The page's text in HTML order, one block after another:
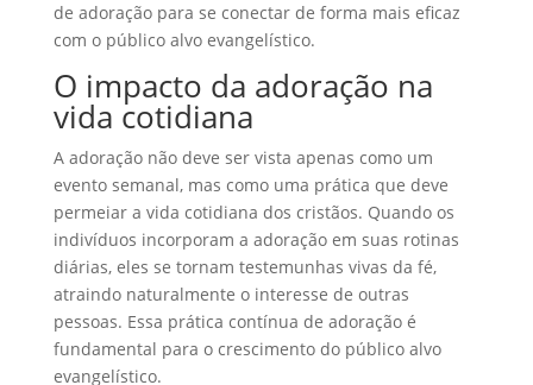
de adoração para se conectar de forma mais eficaz
com o público alvo evangelístico.
O impacto da adoração na
vida cotidiana
A adoração não deve ser vista apenas como um
evento semanal, mas como uma prática que deve
permeiar a vida cotidiana dos cristãos. Quando os
indivíduos incorporam a adoração em suas rotinas
diárias, eles se tornam testemunhas vivas da fé,
atraindo naturalmente o interesse de outras
pessoas. Essa prática contínua de adoração é
fundamental para o crescimento do público alvo
evangelístico.